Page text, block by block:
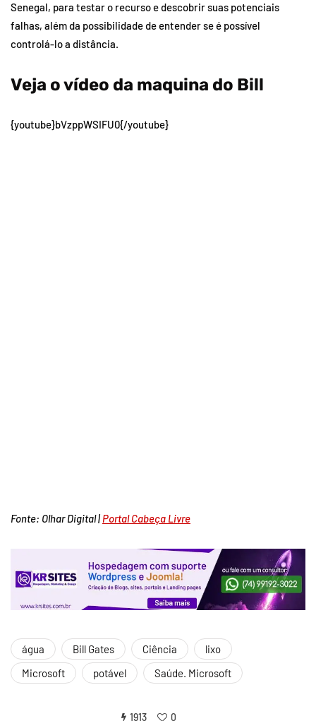
Senegal, para testar o recurso e descobrir suas potenciais
falhas, além da possibilidade de entender se é possível
controlá-lo a distância.
Veja o vídeo da maquina do Bill
{youtube}bVzppWSIFU0{/youtube}
Fonte: Olhar Digital | Portal Cabeça Livre
água Bill Gates Ciência
lixo
Microsoft
potável Saúde. Microsoft
1913 0